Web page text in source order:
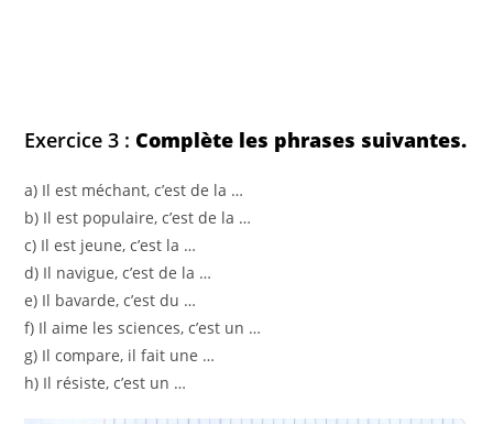
Exercice 3 : Complète les phrases suivantes.
a) Il est méchant, c’est de la …
b) Il est populaire, c’est de la …
c) Il est jeune, c’est la …
d) Il navigue, c’est de la …
e) Il bavarde, c’est du …
f) Il aime les sciences, c’est un …
g) Il compare, il fait une …
h) Il résiste, c’est un …